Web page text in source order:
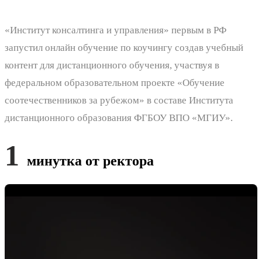
«Институт консалтинга и управления» первым в РФ
запустил онлайн обучение по коучингу создав учебный
контент для дистанционного обучения, участвуя в
федеральном образовательном проекте «Обучение
соотечественников за рубежом» в составе Института
дистанционного образования ФГБОУ ВПО «МГИУ».
1 минутка от ректора